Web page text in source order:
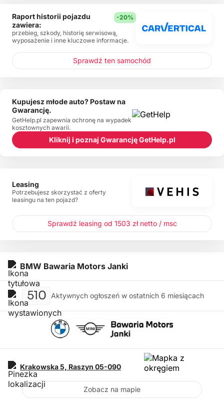
BMW Bawaria Motors Janki
510 Aktywnych ogłoszeń w ostatnich 6 miesiącach
Krakowska 5, Raszyn 05-090
Zobacz na mapie
Raport historii pojazdu
zawiera:
-20%
przebieg, szkody, historię serwisową,
wyposażenie i inne kluczowe informacje.
Sprawdź ten samochód
Kupujesz młode auto? Postaw na
Gwarancję.
GetHelp.pl zapewnia ochronę na wypadek
kosztownych awarii.
Kliknij i poznaj Gwarancję GetHelp.pl
Leasing
Potrzebujesz skorzystać z oferty
leasingu na ten pojazd?
Sprawdź leasing od 1503 zł netto / msc